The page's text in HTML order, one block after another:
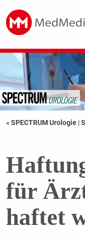
« SPECTRUM Urologie |
für
haftet